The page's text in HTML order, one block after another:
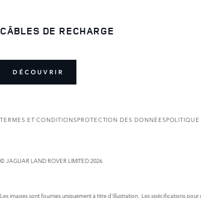
CÂBLES DE RECHARGE
DÉCOUVRIR
TERMES ET CONDITIONSPROTECTION DES DONNÉES
© JAGUAR LAND ROVER LIMITED 2026
Les images sont fournies uniquement à titre d'illustration. Les spécifications